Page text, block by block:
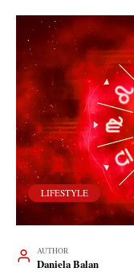
LIFESTYLE
AUTHOR
Daniela Balan